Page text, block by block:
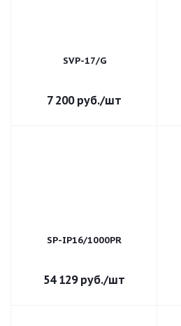
SVP-17/G
7 200руб./шт
SP-IP16/1000PR
54 129руб./шт